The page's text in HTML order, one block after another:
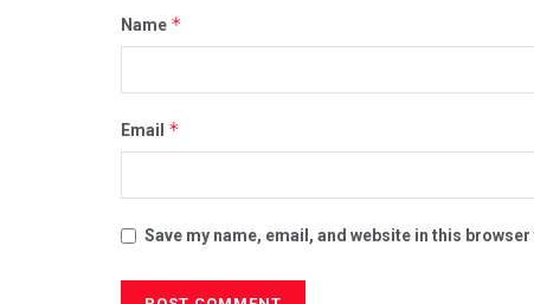
Name *
Email *
Save my name, email, and website in this